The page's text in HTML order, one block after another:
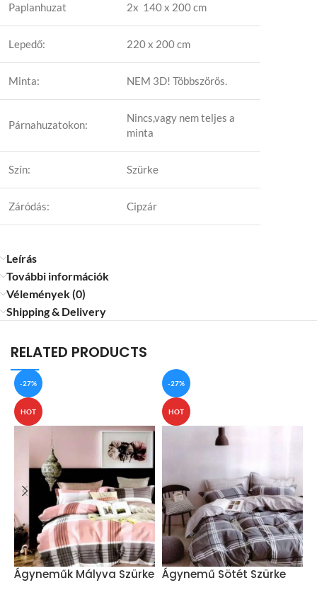
Paplanhuzat 2x 140 x 200 cm
Lepedő: 220 x 200 cm
Minta: NEM 3D! Többszörös.
Párnahuzatokon:
Nincs,vagy nem teljes a
minta
Szín: Szürke
Záródás: Cipzár
Leírás
További információk
Vélemények (0)
Shipping & Delivery
RELATED PRODUCTS
-27%
HOT
Ágyneműk Mályva Szürke
-27%
HOT
Ágynemű Sötét Szürke